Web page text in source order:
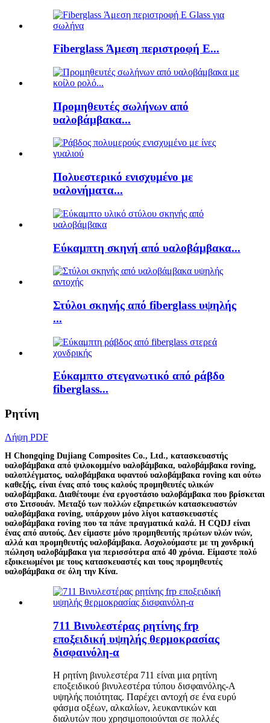
Fiberglass Άμεση περιστροφή E...
Προμηθευτές σωλήνων από
υαλοβάμβακα...
Πολυεστερικό ενισχυμένο με
υαλονήματα...
Εύκαμπτη σκηνή από υαλοβάμβακα...
Στύλοι σκηνής από fiberglass υψηλής
...
Εύκαμπτο στεγανωτικό από ράβδο
fiberglass...
Ρητίνη
Λήψη PDF
Η Chongqing Dujiang Composites Co., Ltd., κατασκευαστής
υαλοβάμβακα από ψιλοκομμένο υαλοβάμβακα, υαλοβάμβακα roving,
υαλοπλέγματος, υαλοβάμβακα υφαντού υαλοβάμβακα roving και ούτω
καθεξής, είναι ένας από τους καλούς προμηθευτές υλικών
υαλοβάμβακα. Διαθέτουμε ένα εργοστάσιο υαλοβάμβακα που βρίσκεται
στο Σιτσουάν. Μεταξύ των πολλών εξαιρετικών κατασκευαστών
υαλοβάμβακα roving, υπάρχουν μόνο λίγοι κατασκευαστές
υαλοβάμβακα roving που τα πάνε πραγματικά καλά. Η CQDJ είναι
ένας από αυτούς. Δεν είμαστε μόνο προμηθευτής πρώτων υλών ινών,
αλλά και προμηθευτής υαλοβάμβακα. Ασχολούμαστε με τη χονδρική
πώληση υαλοβάμβακα για περισσότερα από 40 χρόνια. Είμαστε πολύ
εξοικειωμένοι με τους κατασκευαστές και τους προμηθευτές
υαλοβάμβακα σε όλη την Κίνα.
711 Βινυλεστέρας ρητίνης frp
εποξειδική υψηλής θερμοκρασίας
δισφαινόλη-α
Η ρητίνη βινυλεστέρα 711 είναι μια ρητίνη
εποξειδικού βινυλεστέρα τύπου δισφαινόλης-Α
υψηλής ποιότητας. Παρέχει αντοχή σε ένα ευρύ
φάσμα οξέων, αλκαλίων, λευκαντικών και
διαλυτών που χρησιμοποιούνται σε πολλές